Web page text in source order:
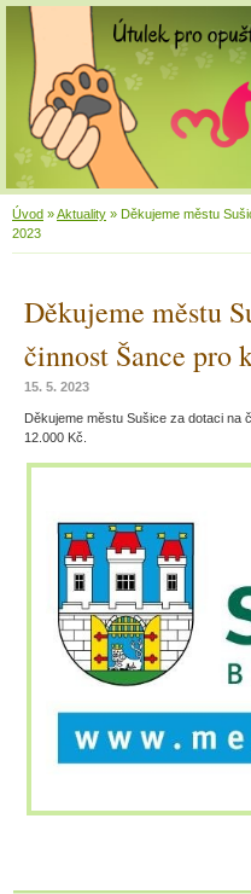
Úvod »Aktuality » Děkujeme městu
2023
Děkujeme městu
činnost Šance pro
15. 5. 2023
Děkujeme městu Sušice za dotaci
12.000 Kč.